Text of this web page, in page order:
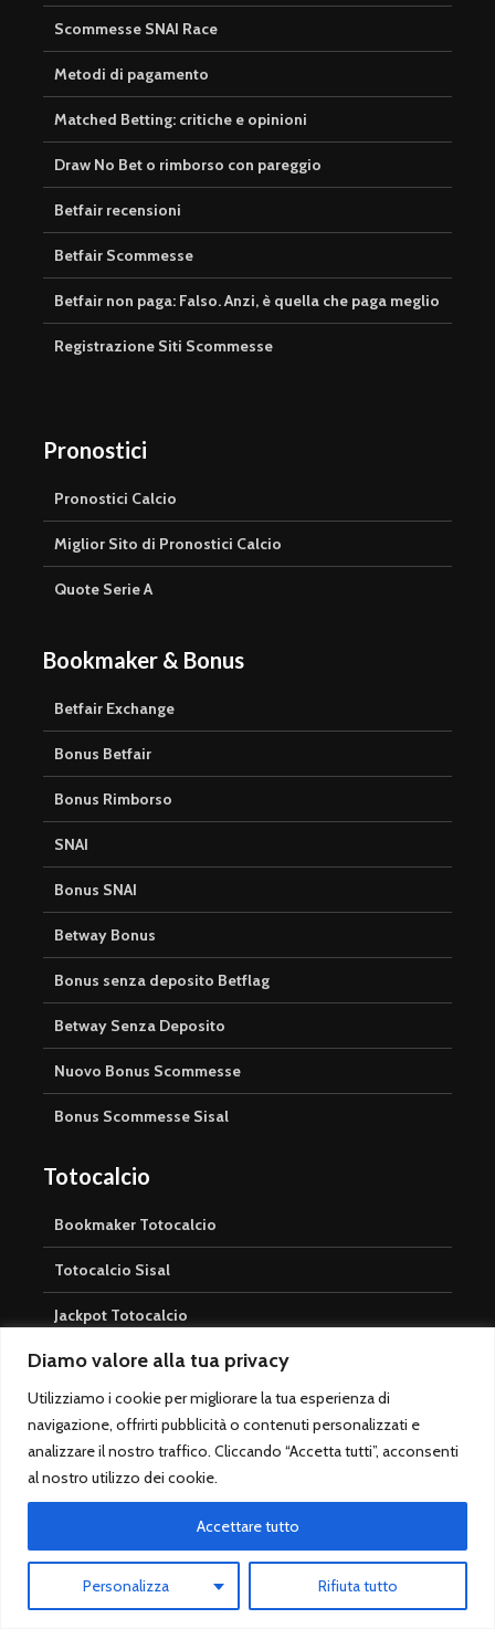
Diamo valore alla tua privacy
Utilizziamo i cookie per migliorare la tua esperienza di
navigazione, offrirti pubblicità o contenuti personalizzati e
analizzare il nostro traffico. Cliccando “Accetta tutti”, acconsenti
al nostro utilizzo dei cookie.
Personalizza Rifiuta tutto
Accettare tutto
Scommesse SNAI Race
Metodi di pagamento
Matched Betting: critiche e opinioni
Draw No Bet o rimborso con pareggio
Betfair recensioni
Betfair Scommesse
Betfair non paga: Falso. Anzi, è quella che paga meglio
Registrazione Siti Scommesse
Pronostici
Pronostici Calcio
Miglior Sito di Pronostici Calcio
Quote Serie A
Bookmaker & Bonus
Betfair Exchange
Bonus Betfair
Bonus Rimborso
SNAI
Bonus SNAI
Betway Bonus
Bonus senza deposito Betflag
Betway Senza Deposito
Nuovo Bonus Scommesse
Bonus Scommesse Sisal
Totocalcio
Bookmaker Totocalcio
Totocalcio Sisal
Jackpot Totocalcio
Pronostici Totocalcio
Prossima Schedina Totocalcio
Risultati Totocalcio
Casinò
Casinò Online
Roulette Guida